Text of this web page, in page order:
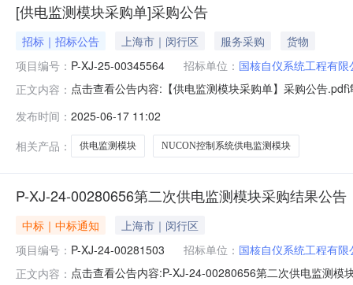
[供电监测模块采购单]采购公告
招标｜招标公告 上海市｜闵行区 服务采购
货物
项目编号： P-XJ-25-00345564 招标单位： 国核自仪系统工程有限
正文内容： 点击查看公告内容:【供电监测模块采购单】采购公告
九、询价类型：公开十、报价要求：请根据明细清单填
发布时间： 2025-06-17 11:02
相关产品：
供电监测模块 NUCON控制系统供电监测模块
P-XJ-24-00280656第二次供电监测模块采购结果公告
中标｜中标通知
上海市｜闵行区
项目编号： P-XJ-24-00281503 招标单位： 国核自仪系统工程有限
正文内容： 点击查看公告内容:P-XJ-24-00280656第二次供电监测